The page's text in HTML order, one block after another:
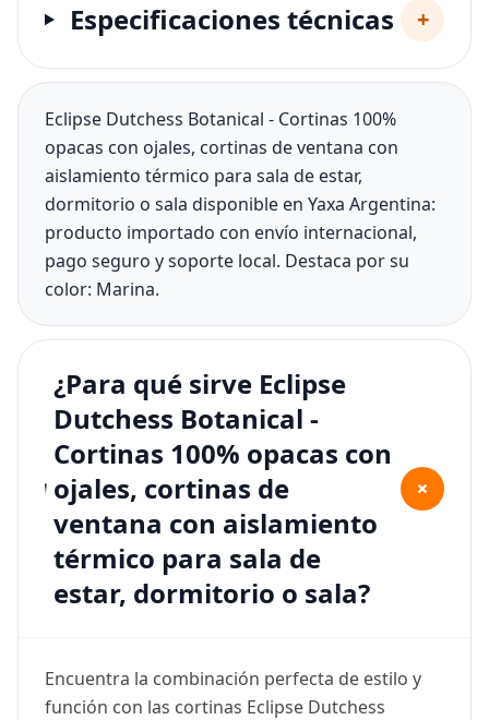
Especificaciones técnicas +
Eclipse Dutchess Botanical - Cortinas 100%
opacas con ojales, cortinas de ventana con
aislamiento térmico para sala de estar,
dormitorio o sala disponible en Yaxa Argentina:
producto importado con envío internacional,
pago seguro y soporte local. Destaca por su
color: Marina.
¿Para qué sirve Eclipse
Dutchess Botanical -
Cortinas 100% opacas con
ojales, cortinas de
ventana con aislamiento
térmico para sala de
estar, dormitorio o sala?
+
Encuentra la combinación perfecta de estilo y
función con las cortinas Eclipse Dutchess